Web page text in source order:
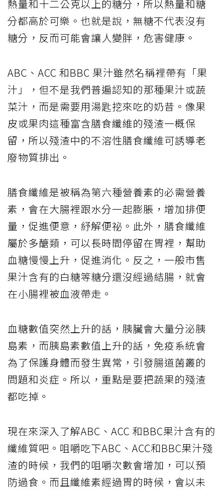
熱量和十二公克以上的糖分，所以熱量和糖
分都高於可樂。也就是說，無糖不代表沒有
糖分，反而可能會讓人變胖，危害健康。
ABC、ACC 和BBC 果汁雖然名稱裡帶有「果
汁」，但不是我們普遍認知的那種果汁或蔬
菜汁，而是需要用湯匙挖來吃的奶昔。像果
皮或果肉這種富含膳食纖維的殘渣一概保
留，所以殘渣中的不溶性膳食纖維可誘導老
廢物質排出。
膳食纖維是被稱為第六種營養素的必需營養
素，會在大腸裡跟水分一起膨脹，增加排便
量，促進便意，紓解便祕。此外，膳食纖維
屬於多醣類，可以長時間停留在胃裡，幫助
血糖慢慢上升，促進消化。反之，一般市售
果汁含有的白糖等糖分還沒經過結腸，就會
在小腸裡被血液帶走。
血糖數值突然上升的話，胰臟會大量分泌胰
島素，而胰島素數值上升的話，免疫系統會
為了保護身體而發生異常，引發腸道菌叢的
問題和炎症。所以，重點是要把蔬果的殘渣
都吃掉。
現在來深入了解ABC、ACC 和BBC果汁含有的
纖維質吧。咀嚼吃下ABC、ACC和BBC果汁殘
渣的時候，我們的咀嚼次數會增加，可以預
防過食。而且纖維素經過胃的時候，會以未